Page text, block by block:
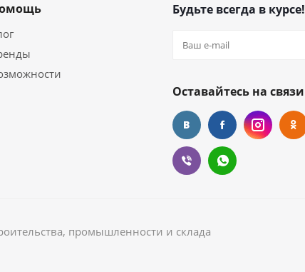
Будьте всегда в курсе!
Оставайтесь на связи
промышленности и склада